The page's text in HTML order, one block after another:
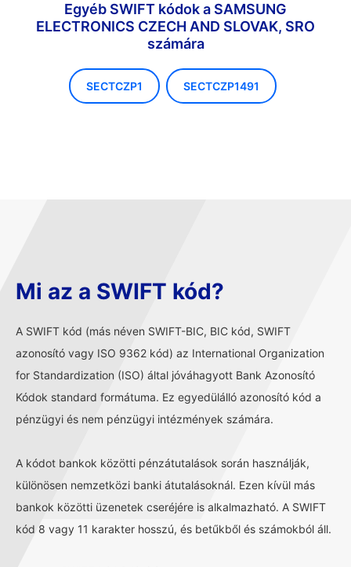
Egyéb SWIFT kódok a SAMSUNG
ELECTRONICS CZECH AND SLOVAK, SRO
számára
SECTCZP1 SECTCZP1491
Mi az a SWIFT kód?
A SWIFT kód (más néven SWIFT-BIC, BIC kód, SWIFT
azonosító vagy ISO 9362 kód) az International Organization
for Standardization (ISO) által jóváhagyott Bank Azonosító
Kódok standard formátuma. Ez egyedülálló azonosító kód a
pénzügyi és nem pénzügyi intézmények számára.
A kódot bankok közötti pénzátutalások során használják,
különösen nemzetközi banki átutalásoknál. Ezen kívül más
bankok közötti üzenetek cseréjére is alkalmazható. A SWIFT
kód 8 vagy 11 karakter hosszú, és betűkből és számokból áll.